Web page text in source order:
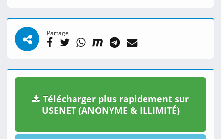
Partage
Télécharger plus rapidement sur
USENET (ANONYME & ILLIMITÉ)